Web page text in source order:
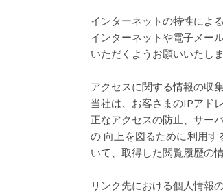
インターネットの特性によ
インターネットや電子メー
いただくようお願いいたしま
アクセスに関する情報の収
当社は、お客さまのIPアド
正なアクセスの防止、サー
の 向上を図るために利用
いて、取得した閲覧履歴の
リンク先における個人情報